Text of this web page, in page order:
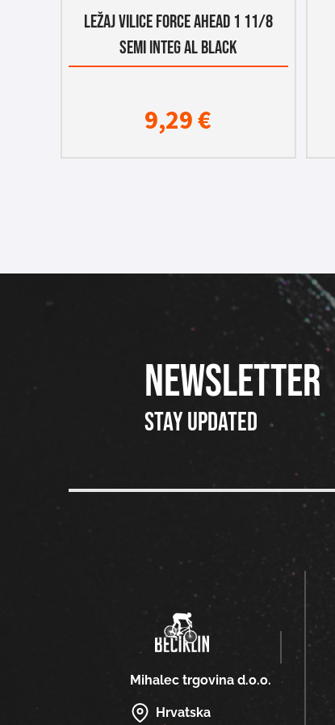
LEŽAJ VILICE FORCE AHEAD 1 11/8
SEMI INTEG AL BLACK
9,29€
NEWSLETTER
Stay updated
Mihalec trgovina d.o.o.
Hrvatska